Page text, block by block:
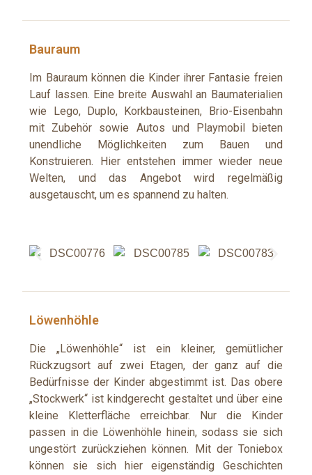
Bauraum
Im Bauraum können die Kinder ihrer Fantasie freien
Lauf lassen. Eine breite Auswahl an Baumaterialien
wie Lego, Duplo, Korkbausteinen, Brio-Eisenbahn
mit Zubehör sowie Autos und Playmobil bieten
unendliche Möglichkeiten zum Bauen und
Konstruieren. Hier entstehen immer wieder neue
Welten, und das Angebot wird regelmäßig
ausgetauscht, um es spannend zu halten.
Löwenhöhle
Die „Löwenhöhle“ ist ein kleiner, gemütlicher
Rückzugsort auf zwei Etagen, der ganz auf die
Bedürfnisse der Kinder abgestimmt ist. Das obere
„Stockwerk“ ist kindgerecht gestaltet und über eine
kleine Kletterfläche erreichbar. Nur die Kinder
passen in die Löwenhöhle hinein, sodass sie sich
ungestört zurückziehen können. Mit der Toniebox
können sie sich hier eigenständig Geschichten